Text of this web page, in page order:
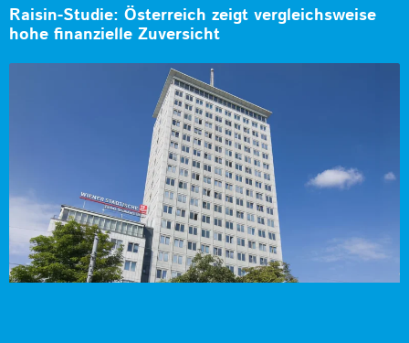
Raisin-Studie: Österreich zeigt vergleichsweise
hohe finanzielle Zuversicht